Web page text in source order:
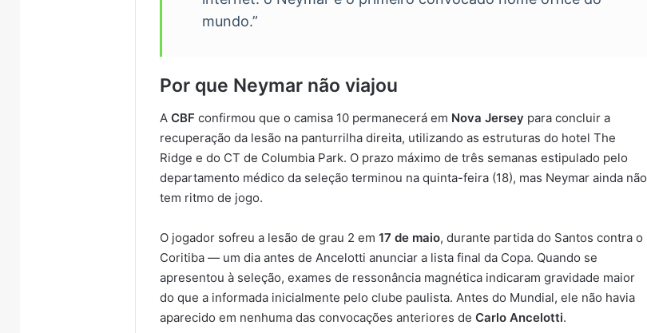
mundo.”
Por que Neymar não viajou
ACBF confirmou que o camisa 10 permanecerá em Nova Jersey para concluir a
recuperação da lesão na panturrilha direita, utilizando as estruturas do hotel The
Ridge e do CT de Columbia Park. O prazo máximo de três semanas estipulado pelo
departamento médico da seleção terminou na quinta-feira (18), mas Neymar ainda não
tem ritmo de jogo.
O jogador sofreu a lesão de grau 2 em17 de maio, durante partida do Santos contra o
Coritiba — um dia antes de Ancelotti anunciar a lista final da Copa. Quando se
apresentou à seleção, exames de ressonância magnética indicaram gravidade maior
do que a informada inicialmente pelo clube paulista. Antes do Mundial, ele não havia
aparecido em nenhuma das convocações anteriores deCarlo Ancelotti.